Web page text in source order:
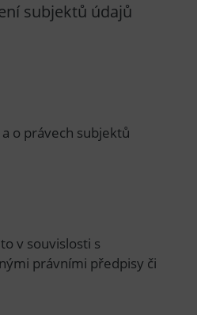
subjektů údajů
o právech subjektů
v souvislosti s
právními předpisy či